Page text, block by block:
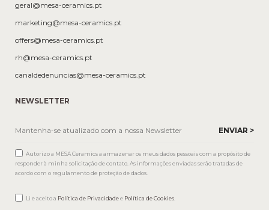
geral@mesa-ceramics.pt
marketing@mesa-ceramics.pt
offers@mesa-ceramics.pt
rh@mesa-ceramics.pt
canaldedenuncias@mesa-ceramics.pt
NEWSLETTER
Autorizo a MESA Ceramics a armazenar os meus dados pessoais com a propósito de
responder à minha solicitação de contato. As informações enviadas serão tratadas de
acordo com o regulamento de proteção de dados.
Li e aceito a Política de Privacidadee Política de Cookies